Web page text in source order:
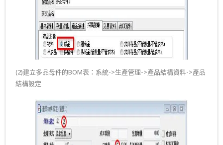
(2)建立多品母件的BOM表：系統->生產管理->產品結構資料->產品
結構設定